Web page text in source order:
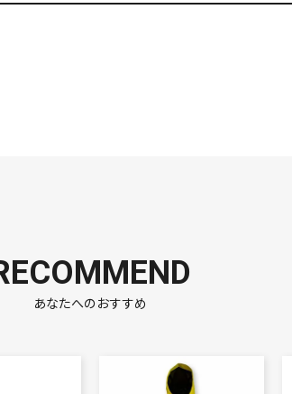
あなたへのおすすめ